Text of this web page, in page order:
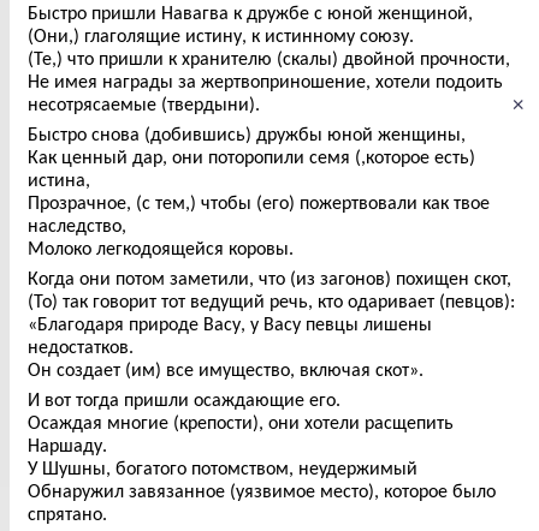
×
Быстро пришли Навагва к дружбе с юной женщиной,
(Они,) глаголящие истину, к истинному союзу.
(Те,) что пришли к хранителю (скалы) двойной прочности,
Не имея награды за жертвоприношение, хотели подоить
несотрясаемые (твердыни).
Быстро снова (добившись) дружбы юной женщины,
Как ценный дар, они поторопили семя (,которое есть)
истина,
Прозрачное, (с тем,) чтобы (его) пожертвовали как твое
наследство,
Молоко легкодоящейся коровы.
Когда они потом заметили, что (из загонов) похищен скот,
(То) так говорит тот ведущий речь, кто одаривает (певцов):
«Благодаря природе Васу, у Васу певцы лишены
недостатков.
Он создает (им) все имущество, включая скот».
И вот тогда пришли осаждающие его.
Осаждая многие (крепости), они хотели расщепить
Наршаду.
У Шушны, богатого потомством, неудержимый
Обнаружил завязанное (уязвимое место), которое было
спрятано.